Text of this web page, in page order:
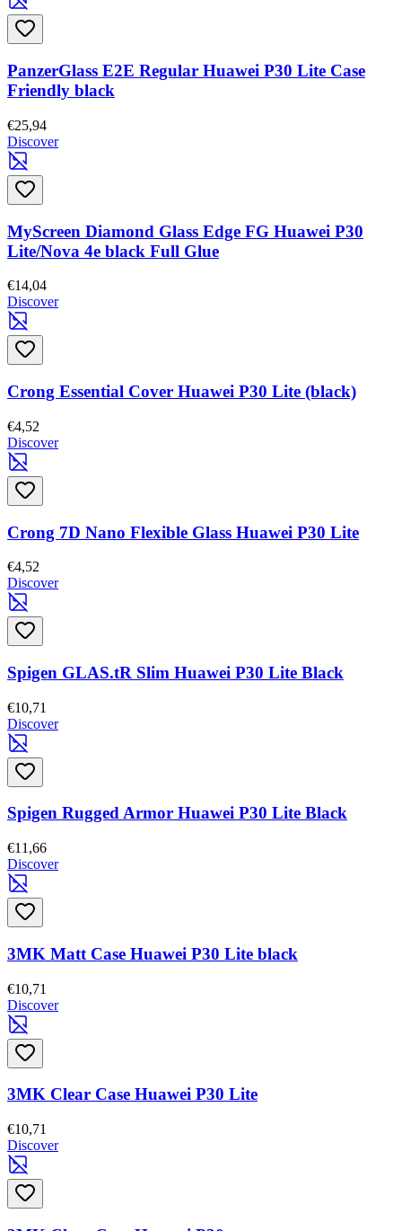
PanzerGlass E2E Regular Huawei P30 Lite Case
Friendly black
€25,94
Discover
MyScreen Diamond Glass Edge FG Huawei P30
Lite/Nova 4e black Full Glue
€14,04
Discover
Crong Essential Cover Huawei P30 Lite (black)
€4,52
Discover
Crong 7D Nano Flexible Glass Huawei P30 Lite
€4,52
Discover
Spigen GLAS.tR Slim Huawei P30 Lite Black
€10,71
Discover
Spigen Rugged Armor Huawei P30 Lite Black
€11,66
Discover
3MK Matt Case Huawei P30 Lite black
€10,71
Discover
3MK Clear Case Huawei P30 Lite
€10,71
Discover